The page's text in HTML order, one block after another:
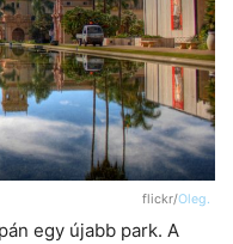
flickr/Oleg.
egy újabb park. A